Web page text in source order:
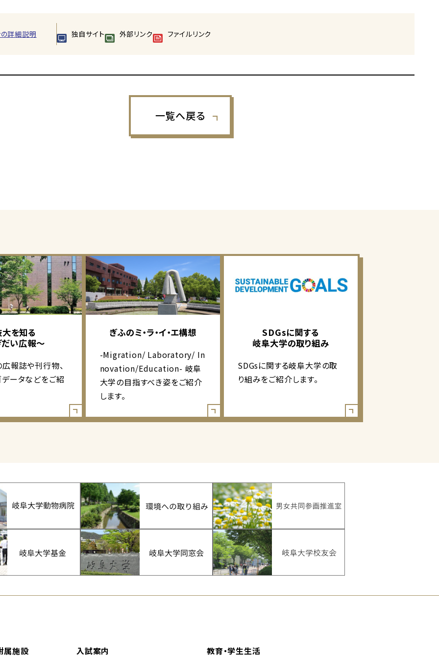
詳細説明 独自サイト 外部リンク ファイルリンク
一覧へ戻る
を知る
い広報～
報誌や刊行物、
ータなどをご紹
ぎふのミ・ラ・イ・エ構想
-Migration/ Laboratory/ In
novation/Education- 岐阜
大学の目指すべき姿をご紹介
します。
SDGsに関する
岐阜大学の取り組み
SDGsに関する岐阜大学の取
り組みをご紹介します。
属施設 入試案内 教育・学生生活